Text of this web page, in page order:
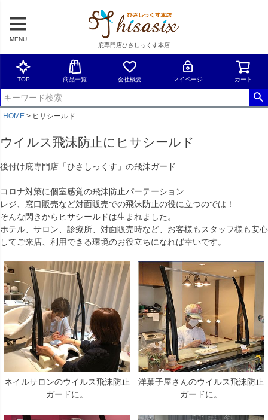
MENU
庇専門店ひさしっくす本店
TOP 商品一覧 会社概要 マイページ カート
HOME ヒサシールド
ウイルス飛沫防止にヒサシールド
後付け庇専門店「ひさしっくす」の飛沫ガード
コロナ対策に個室感覚の飛沫防止パーテーション
レジ、窓口販売など対面販売での飛沫防止の役に立つのでは！
そんな閃きからヒサシールドは生まれました。
ホテル、サロン、診療所、対面販売時など、お客様もスタッフ様も安心
してご来店、利用できる環境のお役立ちになれば幸いです。
ネイルサロンのウイルス飛沫防止
ガードに。
洋菓子屋さんのウイルス飛沫防止
ガードに。